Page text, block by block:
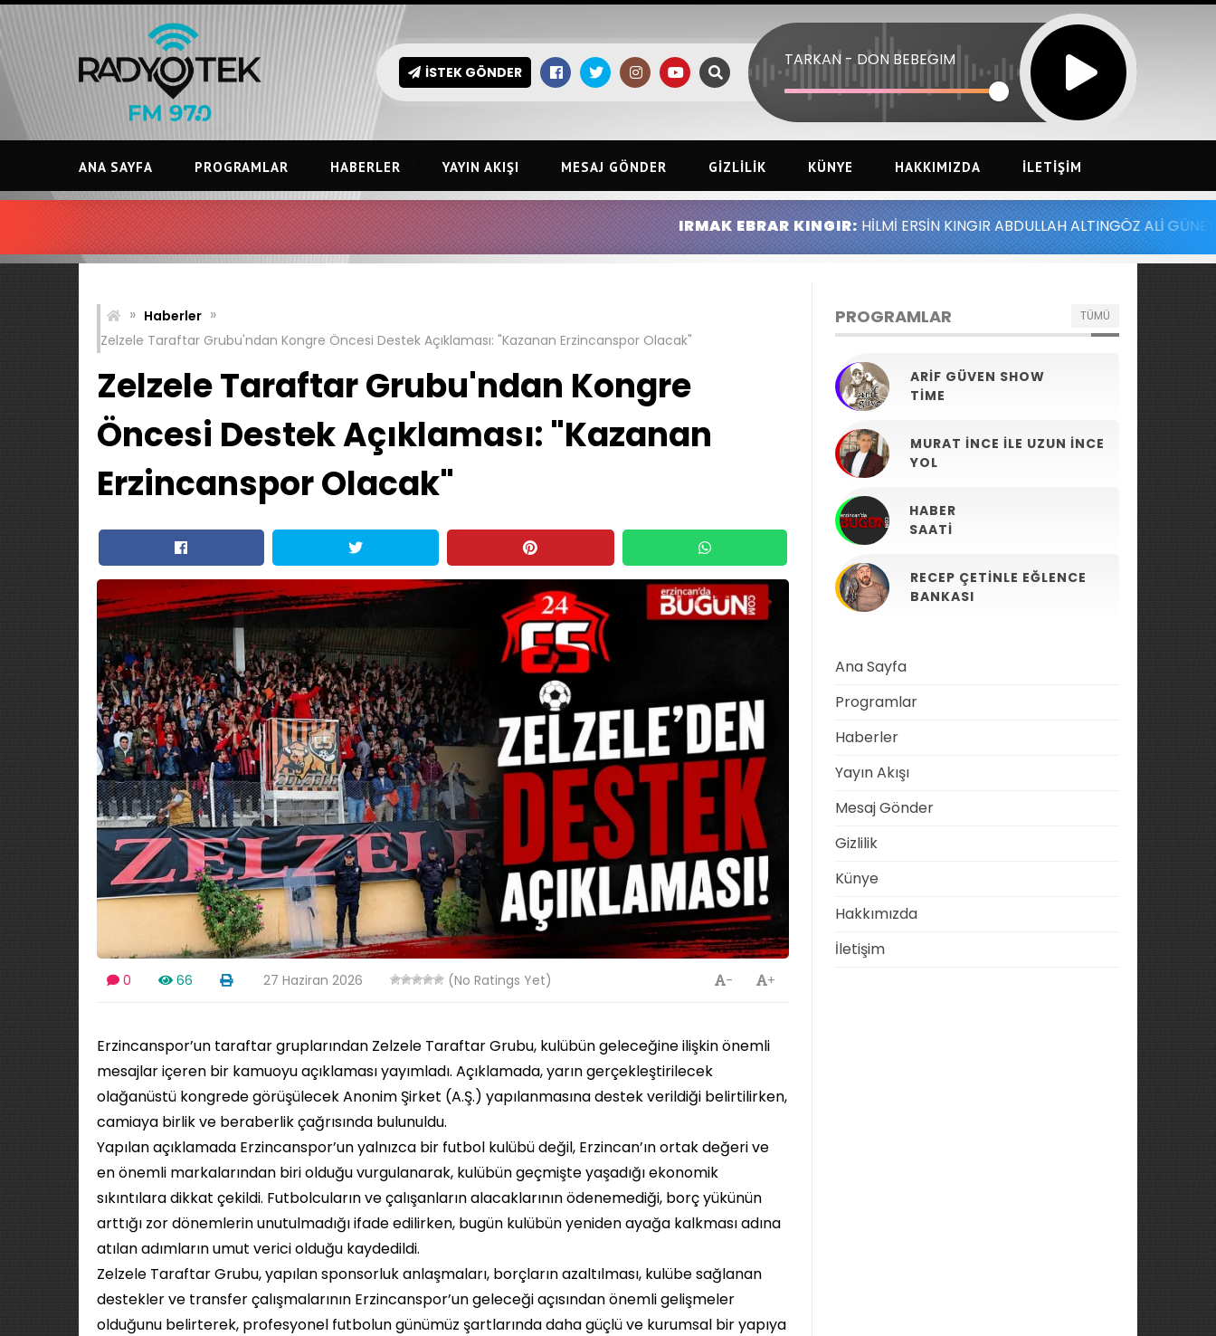
Skip
to
content
İSTEK GÖNDER
TARKAN - DON BEBEGIM
ANA SAYFA PROGRAMLAR HABERLER YAYIN AKIŞI MESAJ GÖNDER GIZLILIK KÜNYE HAKKIMIZDA İLETIŞIM
IRMAK EBRAR KINGIR:HİLMİ ERSİN KINGIR ABDULLAH ALTINGÖZ ALİ GÜNEY MELİH YILMAZ
» Haberler »
Zelzele Taraftar Grubu'ndan Kongre Öncesi Destek Açıklaması: "Kazanan Erzincanspor Olacak"
Zelzele Taraftar Grubu'ndan Kongre
Öncesi Destek Açıklaması: "Kazanan
Erzincanspor Olacak"
0 66 27 Haziran 2026 (No Ratings Yet) +
-
Erzincanspor’un taraftar gruplarından Zelzele Taraftar Grubu, kulübün geleceğine ilişkin önemli
mesajlar içeren bir kamuoyu açıklaması yayımladı. Açıklamada, yarın gerçekleştirilecek
olağanüstü kongrede görüşülecek Anonim Şirket (A.Ş.) yapılanmasına destek verildiği belirtilirken,
camiaya birlik ve beraberlik çağrısında bulunuldu.
Yapılan açıklamada Erzincanspor’un yalnızca bir futbol kulübü değil, Erzincan’ın ortak değeri ve
en önemli markalarından biri olduğu vurgulanarak, kulübün geçmişte yaşadığı ekonomik
sıkıntılara dikkat çekildi. Futbolcuların ve çalışanların alacaklarının ödenemediği, borç yükünün
arttığı zor dönemlerin unutulmadığı ifade edilirken, bugün kulübün yeniden ayağa kalkması adına
atılan adımların umut verici olduğu kaydedildi.
Zelzele Taraftar Grubu, yapılan sponsorluk anlaşmaları, borçların azaltılması, kulübe sağlanan
destekler ve transfer çalışmalarının Erzincanspor’un geleceği açısından önemli gelişmeler
olduğunu belirterek, profesyonel futbolun günümüz şartlarında daha güçlü ve kurumsal bir yapıya
PROGRAMLAR TÜMÜ
ARIF GÜVEN SHOW
TIME
MURAT İNCE ILE UZUN İNCE
YOL
HABER
SAATI
RECEP ÇETINLE EĞLENCE
BANKASI
Ana Sayfa
Programlar
Haberler
Yayın Akışı
Mesaj Gönder
Gizlilik
Künye
Hakkımızda
İletişim